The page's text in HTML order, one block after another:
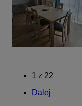
1 z 22
Dalej